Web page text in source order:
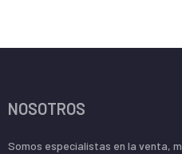
NOSOTROS
Somos especialistas en la venta,